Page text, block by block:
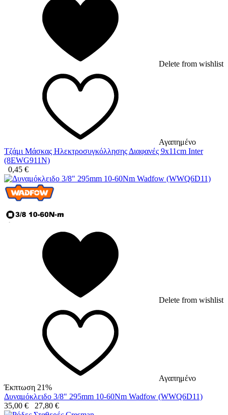
Delete from wishlist
Αγαπημένο
Τζάμι Μάσκας Ηλεκτροσυγκόλλησης Διαφανές 9x11cm Inter
(8EWG911N)
0,45 €
Delete from wishlist
Αγαπημένο
Έκπτωση 21%
Δυναμόκλειδο 3/8" 295mm 10-60Nm Wadfow (WWQ6D11)
35,00 € 27,80 €